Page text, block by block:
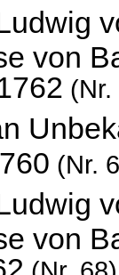
von
(Nr.
(Nr.
von